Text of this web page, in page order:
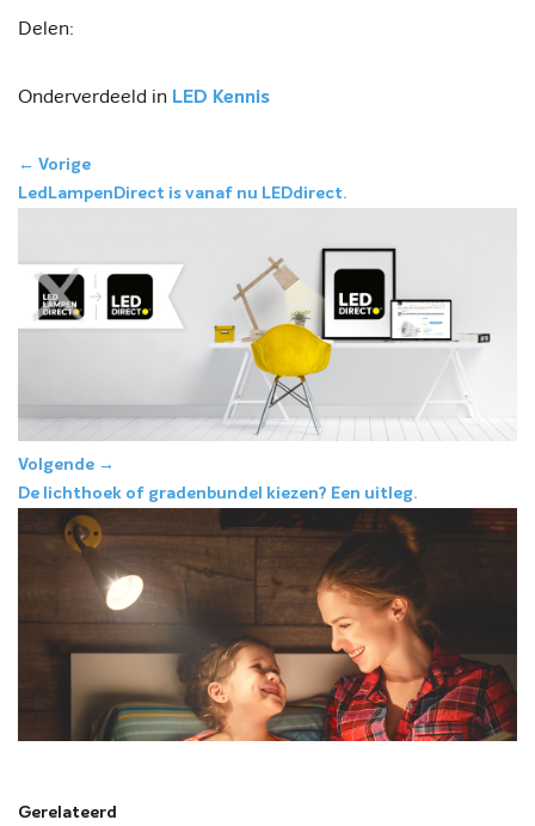
Delen:
Onderverdeeld in LED Kennis
← Vorige
LedLampenDirect is vanaf nu LEDdirect.
Volgende →
De lichthoek of gradenbundel kiezen? Een uitleg.
Gerelateerd